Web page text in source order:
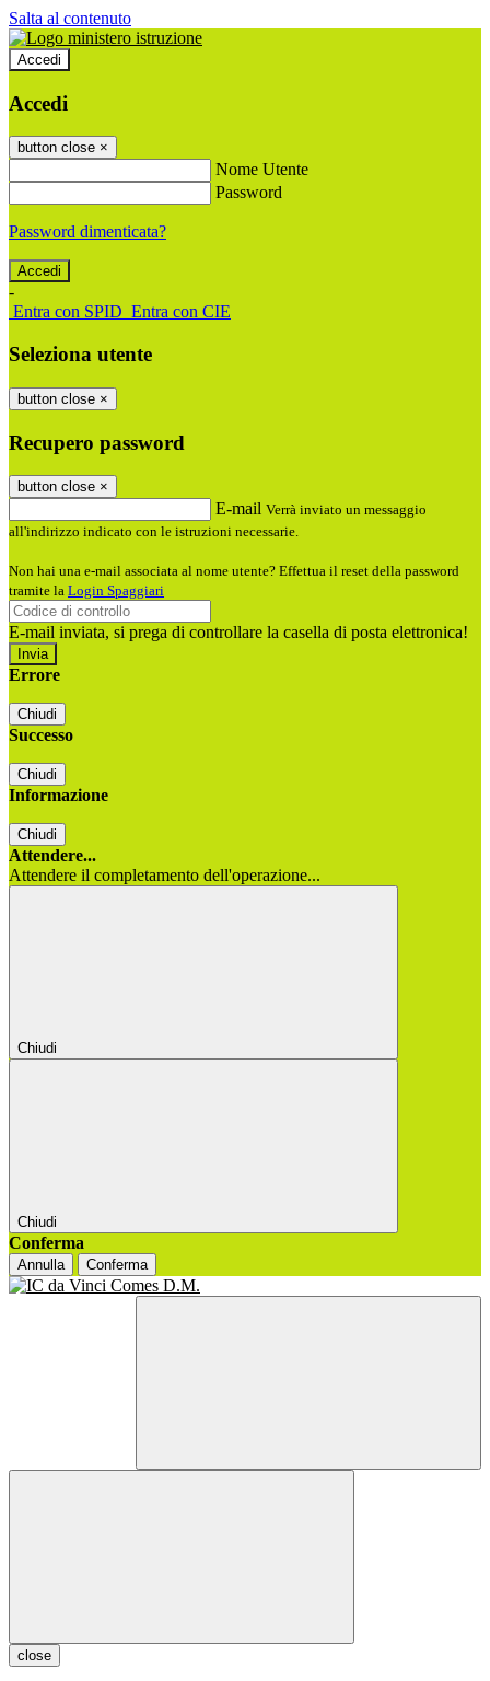
Salta al contenuto
Accedi
Accedi
button close ×
Nome Utente
Password
Password dimenticata?
-
Entra con SPID Entra con CIE
Seleziona utente
button close ×
Recupero password
button close ×
E-mail Verrà inviato un messaggio
all'indirizzo indicato con le istruzioni necessarie.
Non hai una e-mail associata al nome utente? Effettua il reset della password
tramite la Login Spaggiari
E-mail inviata, si prega di controllare la casella di posta elettronica!
Errore
Chiudi
Successo
Chiudi
Informazione
Chiudi
Attendere...
Attendere il completamento dell'operazione...
Chiudi
Chiudi
Conferma
Annulla Conferma
close